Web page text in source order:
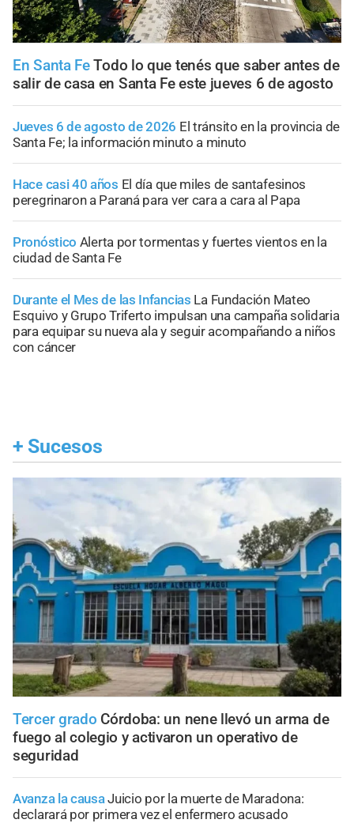
En Santa Fe Todo lo que tenés que saber antes de
salir de casa en Santa Fe este jueves 6 de agosto
Jueves 6 de agosto de 2026 El tránsito en la provincia de
Santa Fe; la información minuto a minuto
Hace casi 40 años El día que miles de santafesinos
peregrinaron a Paraná para ver cara a cara al Papa
Pronóstico Alerta por tormentas y fuertes vientos en la
ciudad de Santa Fe
Durante el Mes de las Infancias La Fundación Mateo
Esquivo y Grupo Triferto impulsan una campaña solidaria
para equipar su nueva ala y seguir acompañando a niños
con cáncer
+ Sucesos
Tercer grado Córdoba: un nene llevó un arma de
fuego al colegio y activaron un operativo de
seguridad
Avanza la causaJuicio por la muerte de Maradona:
declarará por primera vez el enfermero acusado